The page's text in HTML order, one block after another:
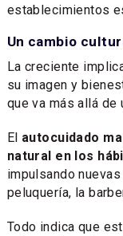
establecimientos
Un cambio
La creciente
su imagen y
que va más allá de
El autocuidado
natural en los
impulsando
peluquería, la
Todo indica que